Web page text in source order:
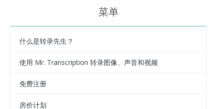
菜单
什么是转录先生？
使用 Mr. Transcription 转录图像、声音和视频
免费注册
房价计划